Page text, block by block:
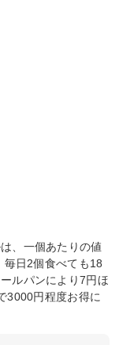
、一個あたりの値
日2個食べても18
ルパンにより7円ほ
3000円程度お得に